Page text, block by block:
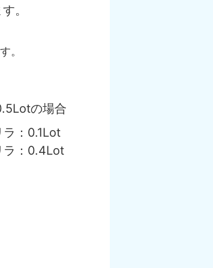
。
。
の場合
ラ：0.1Lot
ラ：0.4Lot